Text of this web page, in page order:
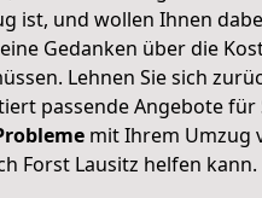
ist, und wollen Ihnen
Gedanken über die
Lehnen Sie sich
passende Angebote für
mit Ihrem Umzug
Forst Lausitz helfen kann.